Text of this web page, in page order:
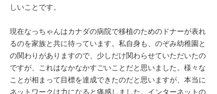
しいことです。
現在なっちゃんはカナダの病院で移植のためのドナーが表れ
るのを家族と共に待っています。私自身も、のぞみ幼稚園と
の関わりがありますので、少しだけ関わらせていただいたの
ですが、これはなかなかすごいことだと思いました。様々な
ことが相まって目標を達成できたのだと思いますが、本当に
ネットワークは力になると痛感しました。インターネットの